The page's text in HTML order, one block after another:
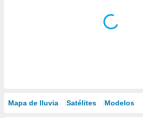
Mapa de lluvia Satélites Modelos